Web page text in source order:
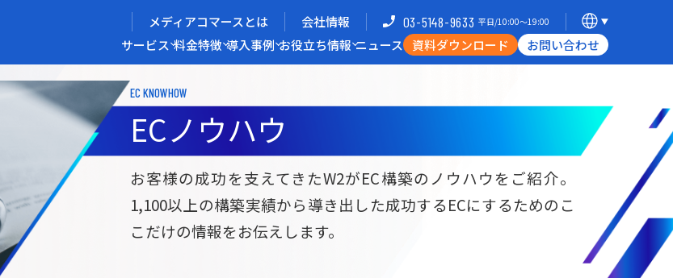
メディアコマースとは 会社情報 03-5148-9633 平日/10:00〜19:00
サービス 料金特徴 導入事例 お役立ち情報 ニュース 資料ダウンロード お問い合わせ
メディアコマースを実現する
サブスク/定期通販ECサイト構築
Commerce
BtoB向けECサイト構築
W2Commerce
海外進出・現地ECサイト構築
メディアコマースとは 選ばれる理由 開発力/支援体制
導入企業インタビュー
お役立ち資料
EC KNOWHOW
ECノウハウ
お客様の成功を支えてきたW2がEC構築のノウハウをご紹介。
1,100以上の構築実績から導き出した成功するECにするためのこ
こだけの情報をお伝えします。